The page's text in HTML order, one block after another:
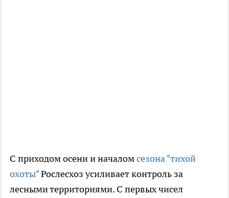
С приходом осени и началомсезона "тихой
охоты"Рослесхоз усиливает контроль за
лесными территориями. С первых чисел